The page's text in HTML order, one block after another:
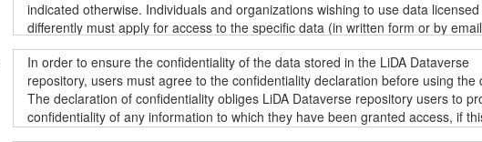
indicated otherwise. Individuals and organizations wishing to use data licensed
differently must apply for access to the specific data (in written form or by
data@ktu.lt). Regardless of the data access restrictions, everyone can browse
all the descriptions of the data stored in the LiDA Dataverse repository
including fieldwork resources, research instruments and other data collection
information) as well as other information under theCreative Commons
ShareAlike 4.0 International licence (CC BY-SA 4.0).
In order to ensure the confidentiality of the data stored in the LiDA Dataverse
repository, users must agree to the confidentiality declaration before using the
The declaration of confidentiality obliges LiDA Dataverse repository users to
confidentiality of any information to which they have been granted access, if